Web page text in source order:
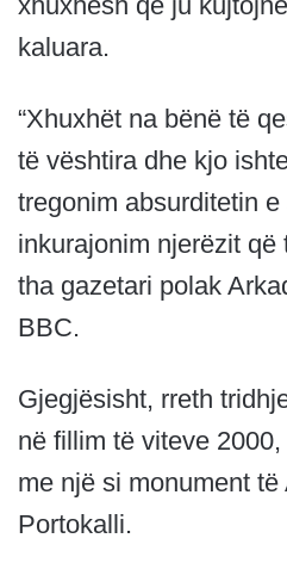
kaluara.
“Xhuxhët na bënë të
të vështira dhe kjo
tregonim absurditetin
inkurajonim njerëzit që
tha gazetari polak
BBC.
Gjegjësisht, rreth
në fillim të viteve
me një si monument
Portokalli.